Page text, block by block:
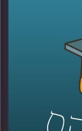
במדיה כאן
של מכשירים
בינאישיים לאחריהם